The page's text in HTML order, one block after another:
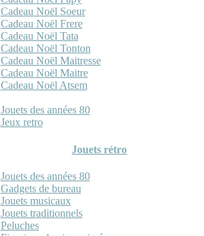
Cadeau Noël Soeur
Cadeau Noël Frere
Cadeau Noël Tata
Cadeau Noël Tonton
Cadeau Noël Maitresse
Cadeau Noël Maitre
Cadeau Noël Atsem
Jouets des années 80
Jeux retro
Jouets rétro
Jouets des années 80
Gadgets de bureau
Jouets musicaux
Jouets traditionnels
Peluches